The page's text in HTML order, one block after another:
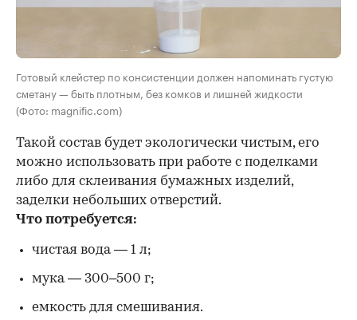
Готовый клейстер по консистенции должен напоминать густую
сметану — быть плотным, без комков и лишней жидкости
(Фото: magnific.com)
Такой состав будет экологически чистым, его
можно использовать при работе с поделками
либо для склеивания бумажных изделий,
заделки небольших отверстий.
Что потребуется:
чистая вода — 1 л;
мука — 300–500 г;
емкость для смешивания.